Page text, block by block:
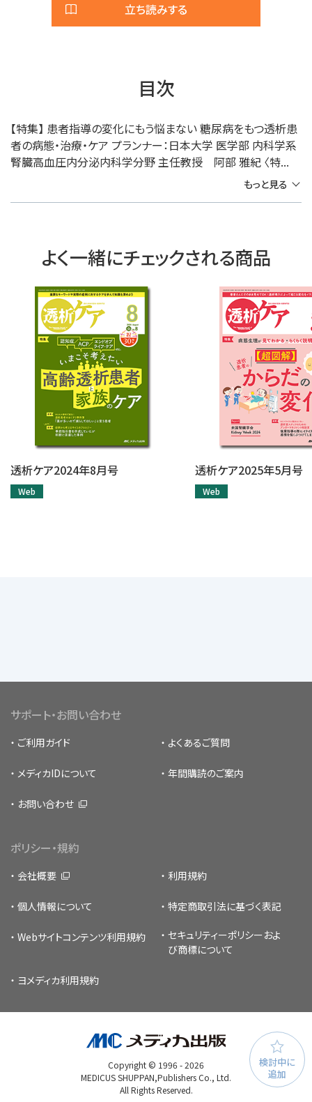
検討中に
追加
立ち読みする
目次
【特集】 患者指導の変化にもう悩まない 糖尿病をもつ透析患
者の病態・治療・ケア プランナー：日本大学 医学部 内科学系
腎臓高血圧内分泌内科学分野 主任教授 阿部 雅紀 〈特...
もっと見る
よく一緒にチェックされる商品
透析ケア2024年8月号
Web
透析ケア2025年5月号
Web
サポート・お問い合わせ
ご利用ガイド よくあるご質問
メディカIDについて 年間購読のご案内
お問い合わせ
ポリシー・規約
会社概要 利用規約
個人情報について 特定商取引法に基づく表記
Webサイトコンテンツ利用規約 セキュリティーポリシー およ
び商標について
ヨメディカ利用規約
Copyright © 1996 -2026
MEDICUS SHUPPAN,Publishers Co., Ltd.
All Rights Reserved.